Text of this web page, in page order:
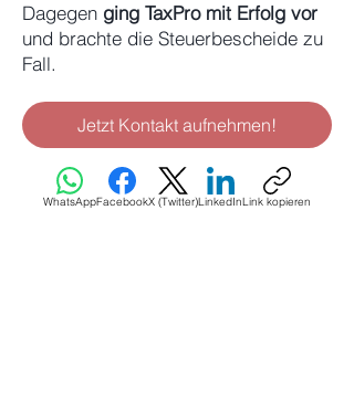
Dagegen ging TaxPro mit Erfolg vor
und brachte die Steuerbescheide zu
Fall.
Jetzt Kontakt aufnehmen!
WhatsAppFacebookX (Twitter)LinkedInLink kopieren